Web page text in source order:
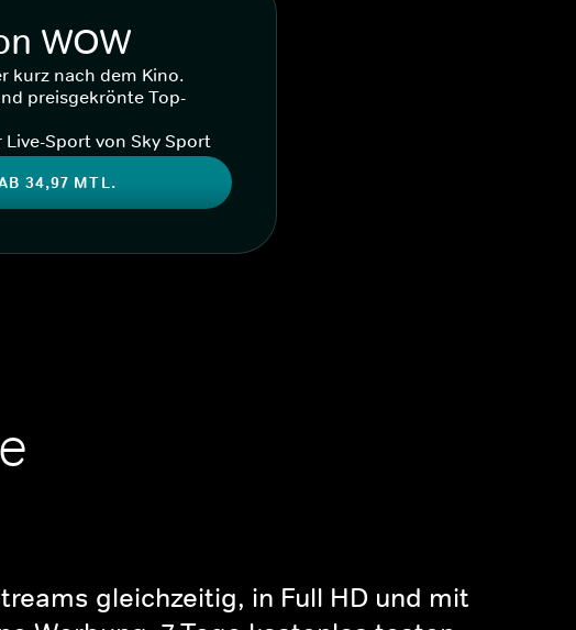
WOW
kurz nach dem Kino.
preisgekrönte Top-
Sport von Sky Sport
34,97 MTL.
gleichzeitig, in Full HD und mit